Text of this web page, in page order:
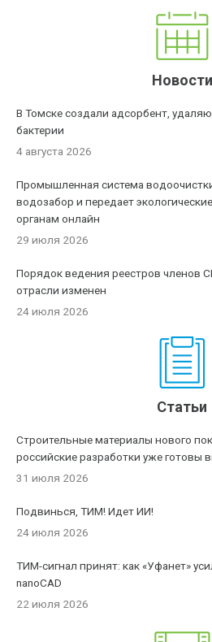
Новости
В Томске создали адсорбент,
бактерии
4 августа 2026
Промышленная система
водозабор и передает
органам онлайн
29 июля 2026
Порядок ведения реестров членов
отрасли изменен
24 июля 2026
Статьи
Строительные материалы нового
российские разработки уже готовы
31 июля 2026
Подвинься, ТИМ! Идет ИИ!
24 июля 2026
ТИМ-сигнал принят: как «Уфанет»
nanoCAD
22 июля 2026